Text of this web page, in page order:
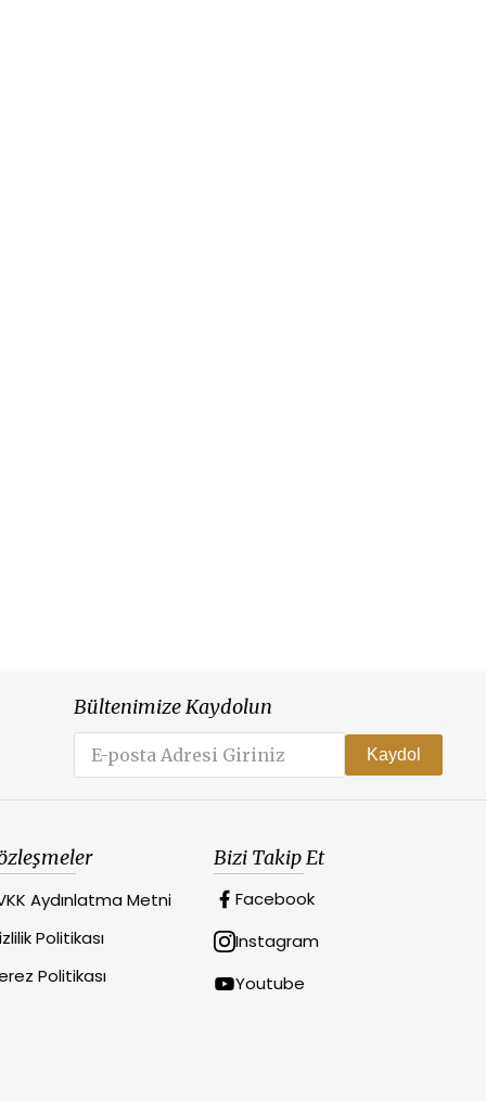
Bültenimize Kaydolun
Kaydol
Aydınlatma Metni
Politikası
Politikası
Bizi Takip Et
Facebook
Instagram
Youtube